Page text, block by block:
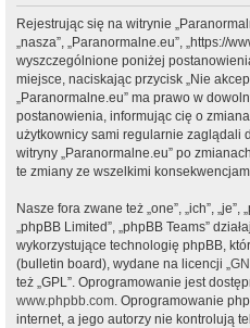
Rejestrując się na witrynie
„nasza”, „Paranormalne.eu”, „https://
wyszczególnione poniżej
miejsce, naciskając przycisk „Nie
„Paranormalne.eu” ma prawo w
postanowienia, informując cię o
użytkownicy sami regularnie zaglądali
witryny „Paranormalne.eu” po
te zmiany ze wszelkimi
Nasze fora zwane też „one”, „ich”,
„phpBB Limited”, „phpBB Teams”
wykorzystujące technologię phpBB,
(bulletin board), wydane na licencji „
też „GPL”. Oprogramowanie jest
www.phpbb.com. Oprogramowanie
internet, a jego autorzy nie kontrolują